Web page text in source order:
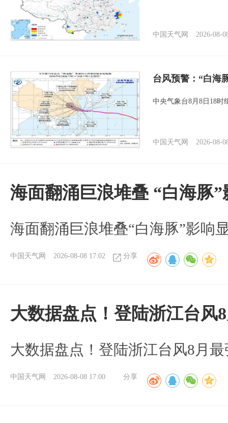
中国天气网 2026-08-
台风预警：“白海
中央气象台8月8日18时
中国天气网 2026-08-
海面翻涌巨浪堆叠 “白海豚”
海面翻涌巨浪堆叠“白海豚”影响
中国天气网 2026-08-08 17:02 分享
大数据盘点！登陆浙江台风
大数据盘点！登陆浙江台风8月
中国天气网 2026-08-08 17:00 分享